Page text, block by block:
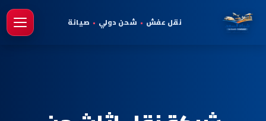
نقل عفش • شحن دولي • صيانة